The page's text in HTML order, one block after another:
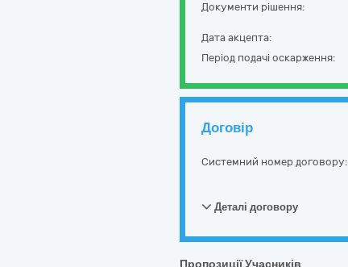
Документи рішення:
Дата акцепта:
Період подачі оскарження:
Договір
Системний номер договору:
Деталі договору
Пропозиції Учасників